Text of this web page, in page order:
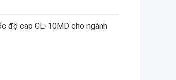
độ cao GL-10MD cho ngành